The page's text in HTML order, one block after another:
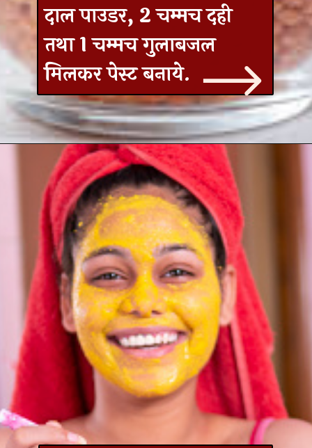
दाल पाउडर, 2 चम्मच दही
तथा 1 चम्मच गुलाबजल
मिलकर पेस्ट बनाये.